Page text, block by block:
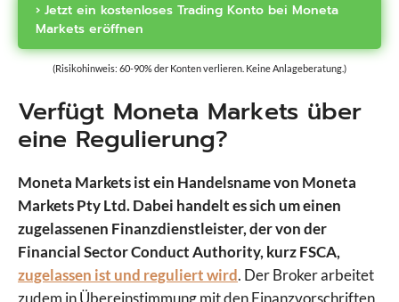
Plus500
PrimeXBT
PU Prime
Scalable Capital
Skilling
Sparkassen Broker
StarTrader
Swissquote
Targobank
TegasFX
› Jetzt ein kostenloses Trading Konto bei Moneta
Markets eröffnen
(Risikohinweis: 60-90% der Konten verlieren. Keine Anlageberatung.)
Verfügt Moneta Markets über
eine Regulierung?
Moneta Markets ist ein Handelsname von Moneta
Markets Pty Ltd. Dabei handelt es sich um einen
zugelassenen Finanzdienstleister, der von der
Financial Sector Conduct Authority, kurz FSCA,
zugelassen ist und reguliert wird. Der Broker arbeitet
zudem in Übereinstimmung mit den Finanzvorschriften